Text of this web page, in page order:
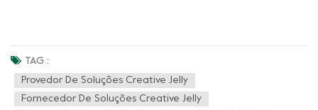
TAG :
Provedor De Soluções Creative Jelly
Fornecedor De Soluções Creative Jelly